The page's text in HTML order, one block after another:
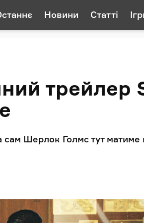
Новини Статті
трейлер
сам Шерлок Голмс тут матиме